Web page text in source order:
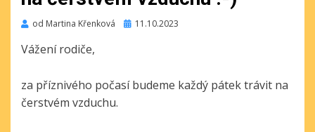
od Martina Křenková Publikováno
11.10.2023
Vážení rodiče,
za příznivého počasí budeme každý pátek trávit na
čerstvém vzduchu.